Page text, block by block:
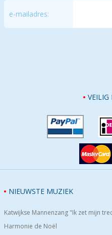
e-mailadres:
VEILIG
NIEUWSTE MUZIEK
Katwijkse Mannenzang "Ik zet mijn
Harmonie de Noël